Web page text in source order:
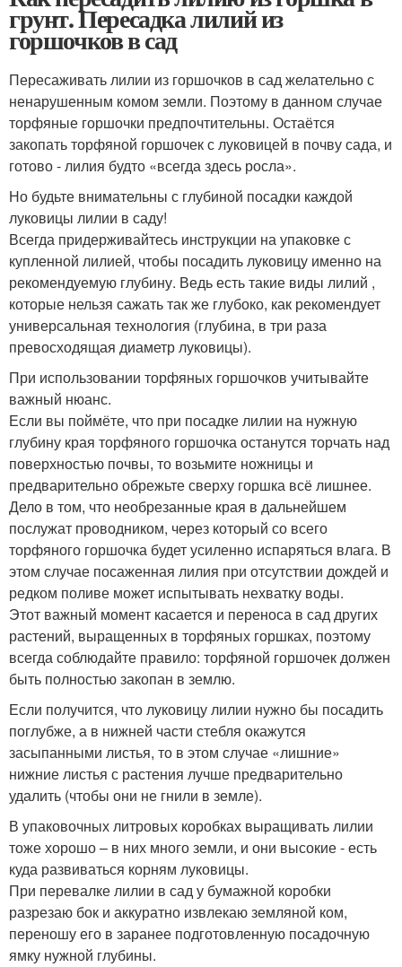
грунт. Пересадка лилий из
горшочков в сад
Пересаживать лилии из горшочков в сад желательно с
ненарушенным комом земли. Поэтому в данном случае
торфяные горшочки предпочтительны. Остаётся
закопать торфяной горшочек с луковицей в почву сада, и
готово - лилия будто «всегда здесь росла».
Но будьте внимательны с глубиной посадки каждой
луковицы лилии в саду!
Всегда придерживайтесь инструкции на упаковке с
купленной лилией, чтобы посадить луковицу именно на
рекомендуемую глубину. Ведь есть такие виды лилий ,
которые нельзя сажать так же глубоко, как рекомендует
универсальная технология (глубина, в три раза
превосходящая диаметр луковицы).
При использовании торфяных горшочков учитывайте
важный нюанс.
Если вы поймёте, что при посадке лилии на нужную
глубину края торфяного горшочка останутся торчать над
поверхностью почвы, то возьмите ножницы и
предварительно обрежьте сверху горшка всё лишнее.
Дело в том, что необрезанные края в дальнейшем
послужат проводником, через который со всего
торфяного горшочка будет усиленно испаряться влага. В
этом случае посаженная лилия при отсутствии дождей и
редком поливе может испытывать нехватку воды.
Этот важный момент касается и переноса в сад других
растений, выращенных в торфяных горшках, поэтому
всегда соблюдайте правило: торфяной горшочек должен
быть полностью закопан в землю.
Если получится, что луковицу лилии нужно бы посадить
поглубже, а в нижней части стебля окажутся
засыпанными листья, то в этом случае «лишние»
нижние листья с растения лучше предварительно
удалить (чтобы они не гнили в земле).
В упаковочных литровых коробках выращивать лилии
тоже хорошо – в них много земли, и они высокие - есть
куда развиваться корням луковицы.
При перевалке лилии в сад у бумажной коробки
разрезаю бок и аккуратно извлекаю земляной ком,
переношу его в заранее подготовленную посадочную
ямку нужной глубины.